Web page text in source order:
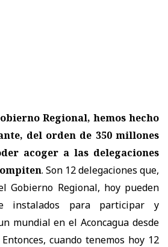
Regional, hemos hecho
del orden de 350 millones
acoger a las delegaciones
. Son 12 delegaciones que,
Gobierno Regional, hoy pueden
instalados para participar y
mundial en el Aconcagua desde
cuando tenemos hoy 12